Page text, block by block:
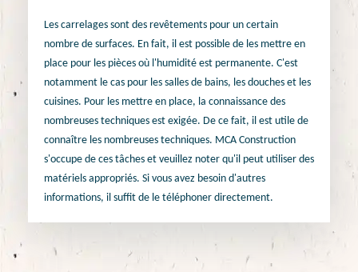
Les carrelages sont des revêtements pour un certain
nombre de surfaces. En fait, il est possible de les mettre en
place pour les pièces où l'humidité est permanente. C'est
notamment le cas pour les salles de bains, les douches et les
cuisines. Pour les mettre en place, la connaissance des
nombreuses techniques est exigée. De ce fait, il est utile de
connaître les nombreuses techniques. MCA Construction
s'occupe de ces tâches et veuillez noter qu'il peut utiliser des
matériels appropriés. Si vous avez besoin d'autres
informations, il suffit de le téléphoner directement.